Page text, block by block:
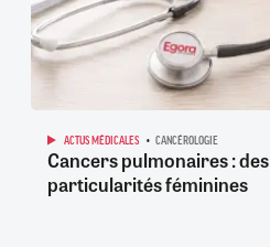
ACTUS MÉDICALES CANCÉROLOGIE
Cancers pulmonaires : des
particularités féminines